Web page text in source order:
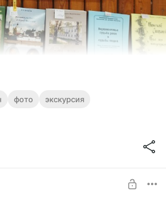
стали просто ликвидировать, а
фото
экскурсия